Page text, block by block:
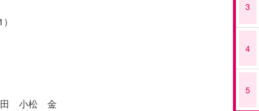
小松 金
3
4
5